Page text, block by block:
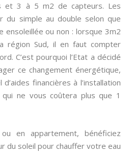
et 3 à 5 m2 de capteurs. Les
du simple au double selon que
ensoleillée ou non : lorsque 3m2
région Sud, il en faut compter
C’est pourquoi l’Etat a décidé
ce changement énergétique,
financières à l’installation
ne vous coûtera plus que 1
en appartement, bénéficiez
du soleil pour chauffer votre eau